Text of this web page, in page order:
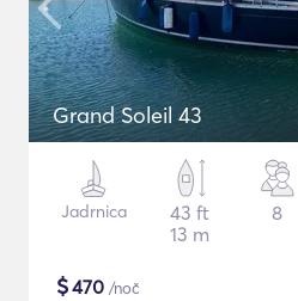
Grand Soleil 43
Jadrnica
43 ft
13 m
8
$470 /noč